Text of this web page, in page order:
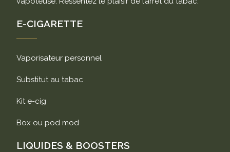
E-CIGARETTE
Vaporisateur personnel
Substitut au tabac
Kit e-cig
Box ou pod mod
LIQUIDES & BOOSTERS